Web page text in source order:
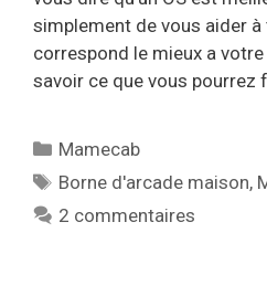
simplement de vous aider à
correspond le mieux a
savoir ce que vous pourrez
Catégories
Mamecab
Étiquettes
Borne d'arcade maison,
2 commentaires